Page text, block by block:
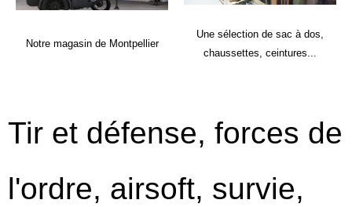
Notre magasin de Montpellier
Une sélection de sac à dos,
chaussettes, ceintures...
Tir et défense, forces de
l'ordre, airsoft, survie,